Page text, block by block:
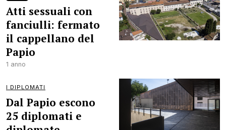
Atti sessuali con
fanciulli: fermato
il cappellano del
Papio
1 anno
I DIPLOMATI
Dal Papio escono
25 diplomati e